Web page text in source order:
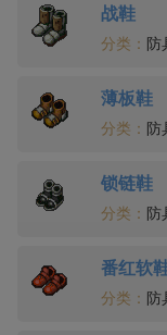
战鞋
分类： 防
薄板鞋
分类： 防
锁链鞋
分类： 防
番红软
分类： 防